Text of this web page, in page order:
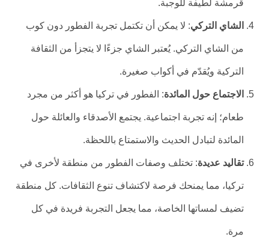
قرمشة لطيفة للوجبة.
الشاي التركي: لا يمكن أن تكتمل تجربة الفطور دون كوب
من الشاي التركي. يُعتبر الشاي جزءًا لا يتجزأ من الثقافة
التركية ويُقدّم في أكواب صغيرة.
الاجتماع حول المائدة: الفطور في تركيا هو أكثر من مجرد
طعام؛ إنه تجربة اجتماعية. يجتمع الأصدقاء والعائلة حول
المائدة لتبادل الحديث والاستمتاع باللحظة.
تقاليد عديدة: تختلف وصفات الفطور من منطقة لأخرى في
تركيا، مما يمنحك فرصة لاكتشاف تنوع الثقافات. كل منطقة
تضيف لمساتها الخاصة، مما يجعل التجربة فريدة في كل
مرة.